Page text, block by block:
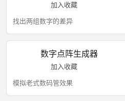
加入收藏
找出两组数字的差异
数字点阵生成器
加入收藏
模拟老式数码管效果